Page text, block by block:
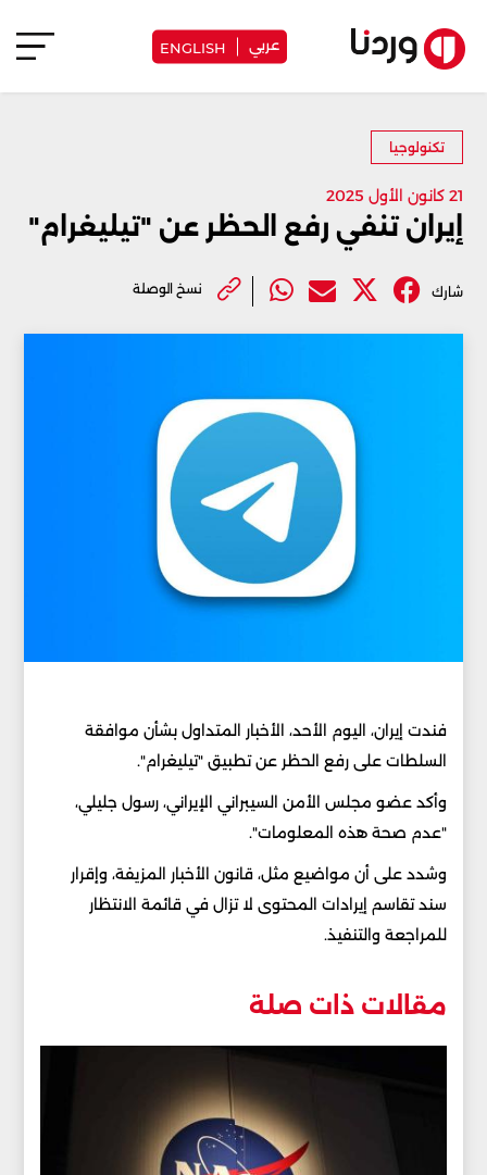
عربي ENGLISH
تكنولوجيا
21 كانون الأول 2025
إيران تنفي رفع الحظر عن "تيليغرام"
شارك نسخ الوصلة
فندت إيران، اليوم الأحد، الأخبار المتداول بشأن موافقة
السلطات على رفع الحظر عن تطبيق "تيليغرام".
وأكد عضو مجلس الأمن السيبراني الإيراني، رسول جليلي،
"عدم صحة هذه المعلومات".
وشدد على أن مواضيع مثل، قانون الأخبار المزيفة، وإقرار
سند تقاسم إيرادات المحتوى لا تزال في قائمة الانتظار
للمراجعة والتنفيذ.
مقالات ذات صلة